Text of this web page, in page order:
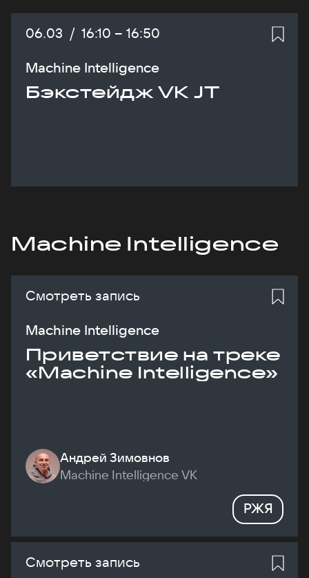
Дата:
06.03 / Начало:
16:10 – Конец:
16:50
Machine Intelligence
Бэкстейдж VK JT
Machine Intelligence
Смотреть запись
Machine Intelligence
Приветствие на треке
«Machine Intelligence»
Андрей Зимовнов
Machine Intelligence VK
РЖЯ
Смотреть запись